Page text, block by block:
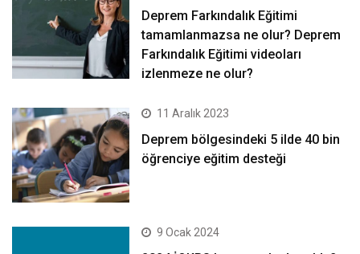
Deprem Farkındalık Eğitimi
tamamlanmazsa ne olur? Deprem
Farkındalık Eğitimi videoları
izlenmeze ne olur?
11 Aralık 2023
Deprem bölgesindeki 5 ilde 40 bin
öğrenciye eğitim desteği
9 Ocak 2024